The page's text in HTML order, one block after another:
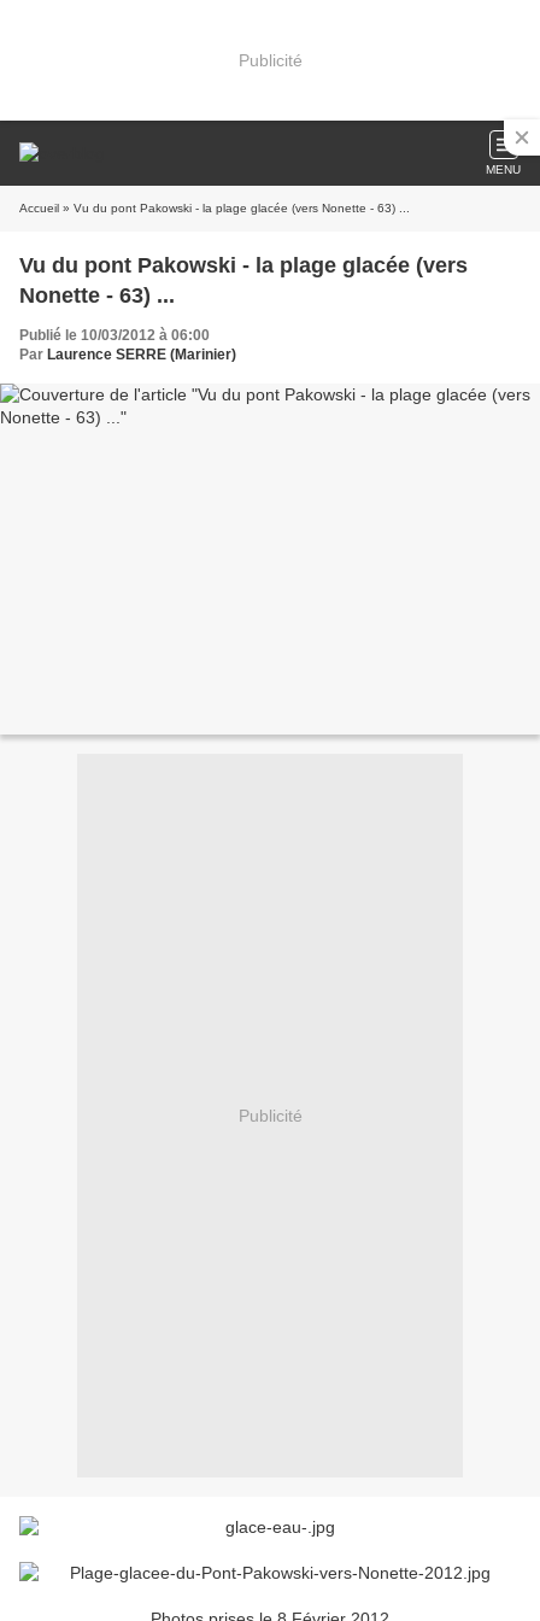
Publicité
MENU
Accueil » Vu du pont Pakowski - la plage glacée (vers Nonette - 63) ...
Vu du pont Pakowski - la plage glacée (vers
Nonette - 63) ...
Publié le 10/03/2012 à 06:00
Par Laurence SERRE (Marinier)
Publicité